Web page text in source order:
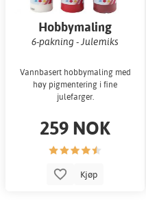
Hobbymaling
6-pakning - Julemiks
Vannbasert hobbymaling med
høy pigmentering i fine
julefarger.
259 NOK
Kjøp